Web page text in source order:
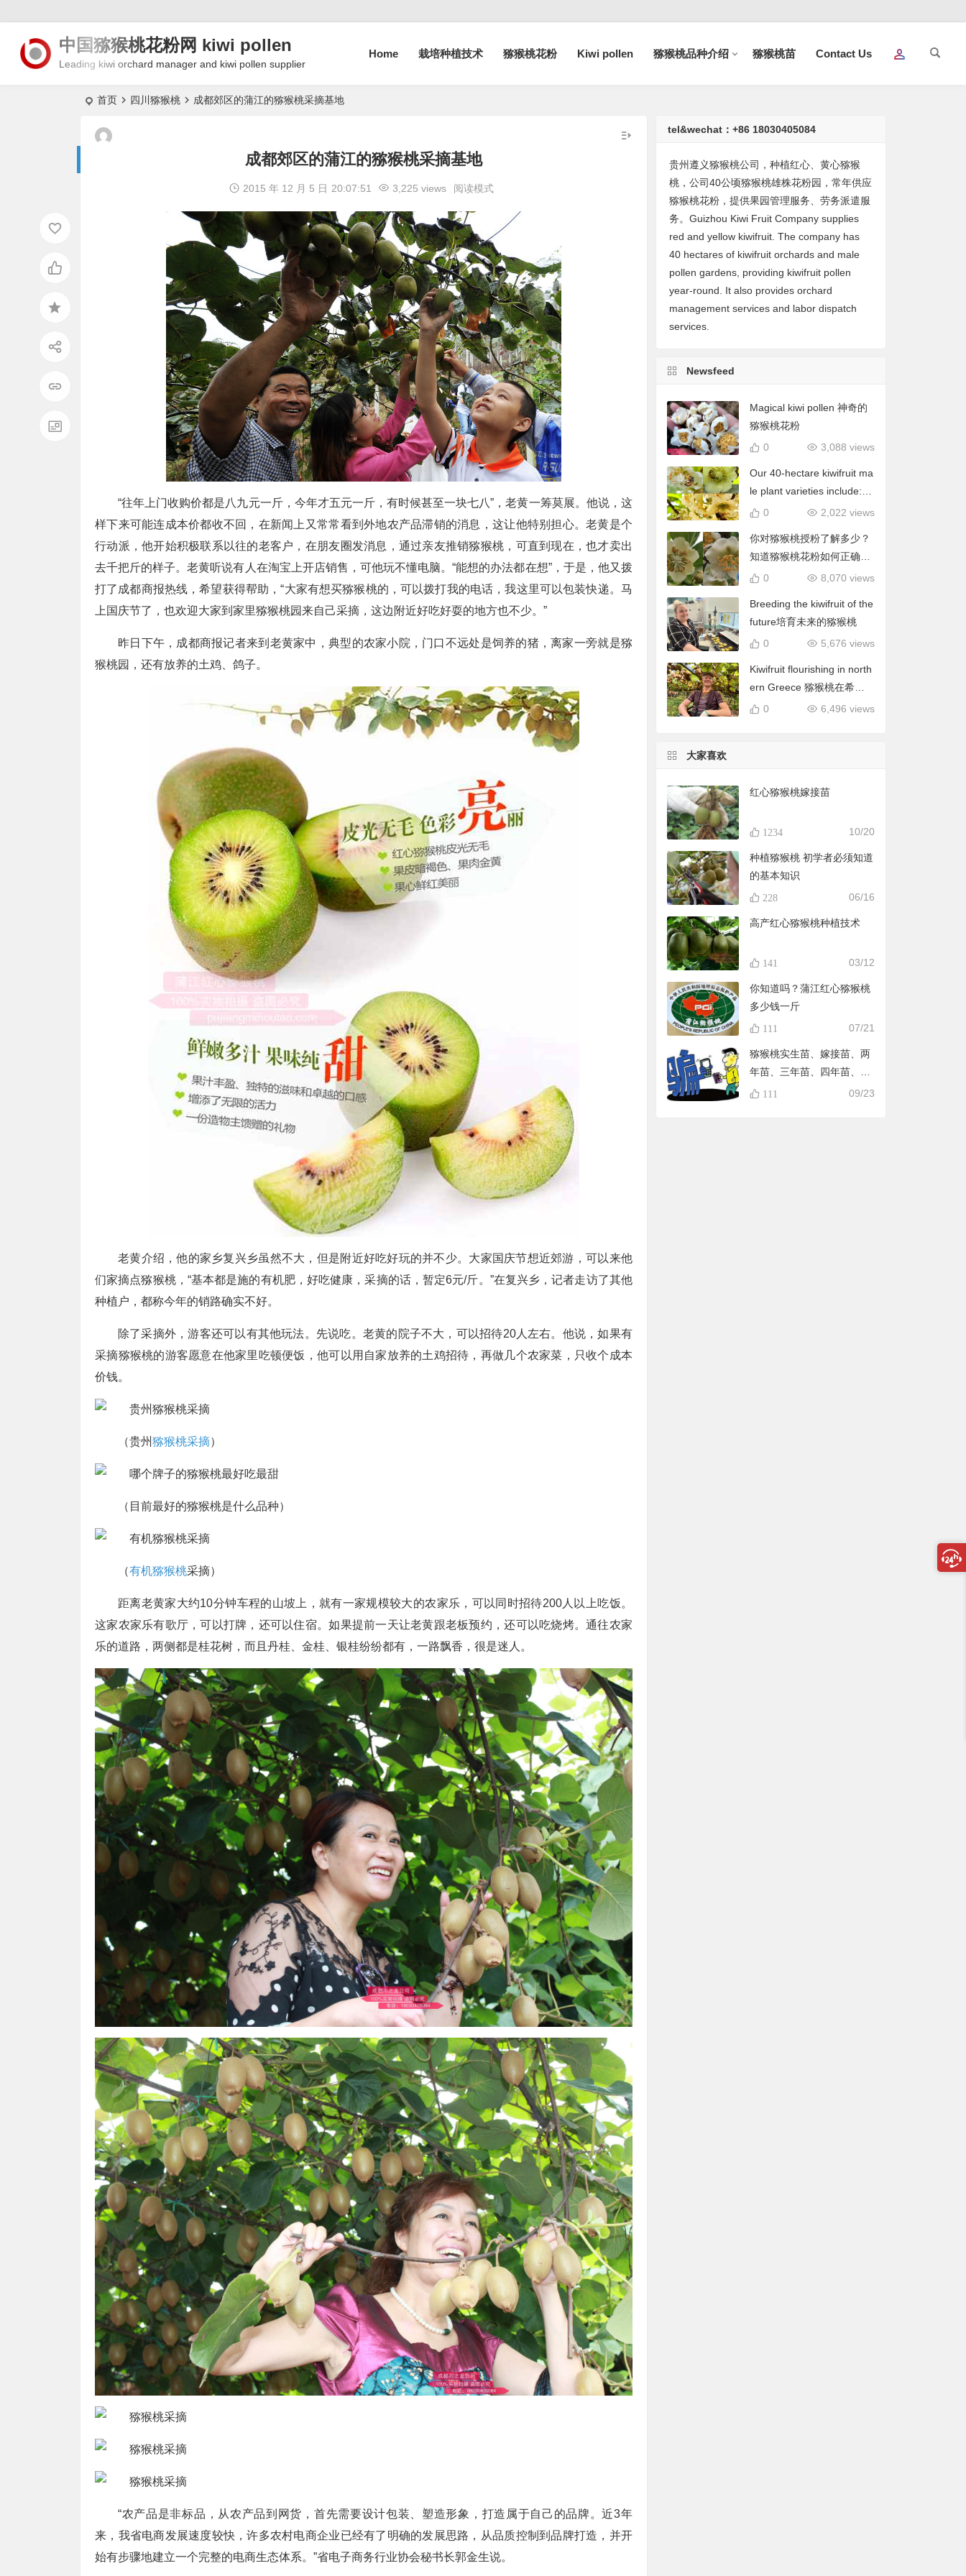
中国猕猴桃花粉网 kiwi pollen
Leading kiwi orchard manager and kiwi pollen supplier
Home 栽培种植技术 猕猴桃花粉 Kiwi pollen 猕猴桃品种介绍 猕猴桃苗 Contact Us
首页 四川猕猴桃 成都郊区的蒲江的猕猴桃采摘基地
成都郊区的蒲江的猕猴桃采摘基地
2015 年 12 月 5 日 20:07:51 3,225 views 阅读模式
“往年上门收购价都是八九元一斤，今年才五元一斤，有时候甚至一块七八”，老黄一筹莫展。他说，这
样下来可能连成本价都收不回，在新闻上又常常看到外地农产品滞销的消息，这让他特别担心。老黄是个
行动派，他开始积极联系以往的老客户，在朋友圈发消息，通过亲友推销猕猴桃，可直到现在，也才卖出
去千把斤的样子。老黄听说有人在淘宝上开店销售，可他玩不懂电脑。“能想的办法都在想”，于是，他又拨
打了成都商报热线，希望获得帮助，“大家有想买猕猴桃的，可以拨打我的电话，我这里可以包装快递。马
上国庆节了，也欢迎大家到家里猕猴桃园来自己采摘，这边附近好吃好耍的地方也不少。”
昨日下午，成都商报记者来到老黄家中，典型的农家小院，门口不远处是饲养的猪，离家一旁就是猕
猴桃园，还有放养的土鸡、鸽子。
老黄介绍，他的家乡复兴乡虽然不大，但是附近好吃好玩的并不少。大家国庆节想近郊游，可以来他
们家摘点猕猴桃，“基本都是施的有机肥，好吃健康，采摘的话，暂定6元/斤。”在复兴乡，记者走访了其他
种植户，都称今年的销路确实不好。
除了采摘外，游客还可以有其他玩法。先说吃。老黄的院子不大，可以招待20人左右。他说，如果有
采摘猕猴桃的游客愿意在他家里吃顿便饭，他可以用自家放养的土鸡招待，再做几个农家菜，只收个成本
价钱。
（贵州猕猴桃采摘）
（目前最好的猕猴桃是什么品种）
（有机猕猴桃采摘）
距离老黄家大约10分钟车程的山坡上，就有一家规模较大的农家乐，可以同时招待200人以上吃饭。
这家农家乐有歌厅，可以打牌，还可以住宿。如果提前一天让老黄跟老板预约，还可以吃烧烤。通往农家
乐的道路，两侧都是桂花树，而且丹桂、金桂、银桂纷纷都有，一路飘香，很是迷人。
“农产品是非标品，从农产品到网货，首先需要设计包装、塑造形象，打造属于自己的品牌。近3年
来，我省电商发展速度较快，许多农村电商企业已经有了明确的发展思路，从品质控制到品牌打造，并开
始有步骤地建立一个完整的电商生态体系。”省电子商务行业协会秘书长郭金生说。
tel&wechat：+86 18030405084
贵州遵义猕猴桃公司，种植红心、黄心猕猴
桃，公司40公顷猕猴桃雄株花粉园，常年供应
猕猴桃花粉，提供果园管理服务、劳务派遣服
务。Guizhou Kiwi Fruit Company supplies
red and yellow kiwifruit. The company has
40 hectares of kiwifruit orchards and male
pollen gardens, providing kiwifruit pollen
year-round. It also provides orchard
management services and labor dispatch
services.
Newsfeed
Magical kiwi pollen 神奇的
猕猴桃花粉
3,088 views
0
Our 40-hectare kiwifruit ma
le plant varieties include: C
hieftain, Matua, Tumari.我
括酋长、陶木里等
2,022 views
0
你对猕猴桃授粉了解多少？
知道猕猴桃花粉如何正确使
用吗？
8,070 views
0
Breeding the kiwifruit of the
future培育未来的猕猴桃
5,676 views
0
Kiwifruit flourishing in north
ern Greece 猕猴桃在希腊
北部蓬勃发展
6,496 views
0
大家喜欢
红心猕猴桃嫁接苗
1234 10/20
种植猕猴桃 初学者必须知道
的基本知识
228 06/16
高产红心猕猴桃种植技术
141 03/12
你知道吗？蒲江红心猕猴桃
多少钱一斤
111 07/21
猕猴桃实生苗、嫁接苗、两
年苗、三年苗、四年苗、五
年苗，教大家怎样避免在淘
111 09/23